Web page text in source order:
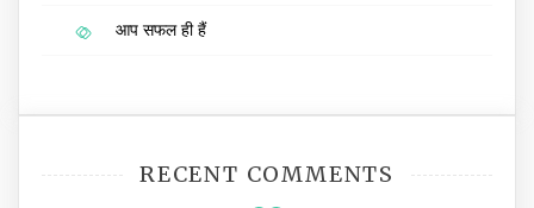
आप सफल ही हैं
RECENT COMMENTS